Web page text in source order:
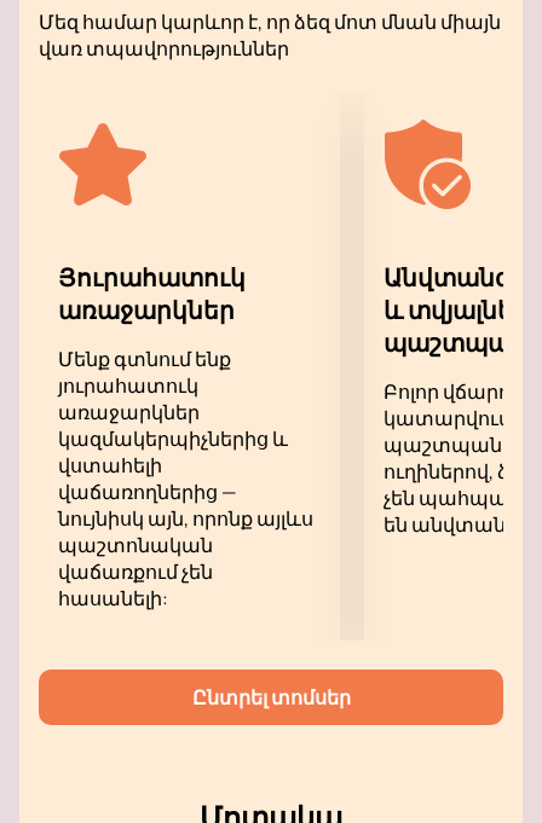
երաժշտություն, որոնք արդյունքում մեզ
բացահայտում են դասական երաժշտության
Զգացեք յուրաքանչյուր նոտայի ուժը, թող
Աննա Բաբայանի համերգի խոցող մեղեդիները
լցնեն ձեր հոգին։ Նրա եզակի հմտությունը, մեծ
փորձը և անհերքելի տաղանդը թափանցում են
հանդիսատեսի սրտերը բաբախել հաջորդ
նոտայի ակնկալիքով: Նա շատ է վերաբերվում
իր կատարած ստեղծագործություններին, և
սա իսկական գանձ է բոլոր նրանց համար,
ովքեր սիրում և գնահատում են դասական
երաժշտությունը:
Մեզ համար կարևոր է, որ ձեզ մոտ մնան միայն
վառ տպավորություններ
Յուրահատուկ
առաջարկներ
Մենք գտնում ենք
յուրահատուկ
առաջարկներ
կազմակերպիչներից և
վստահելի
վաճառողներից —
նույնիսկ այն, որոնք այլևս
պաշտոնական
վաճառքում չեն
հասանելի:
Անվտանգ
և
Բոլոր
կատարվում են
ուղիներով,
չեն
են անվտանգ:
Ընտրել տոմսեր